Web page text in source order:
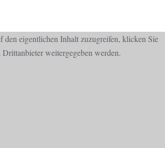
den eigentlichen Inhalt zuzugreifen, klicken Sie
weitergegeben werden.